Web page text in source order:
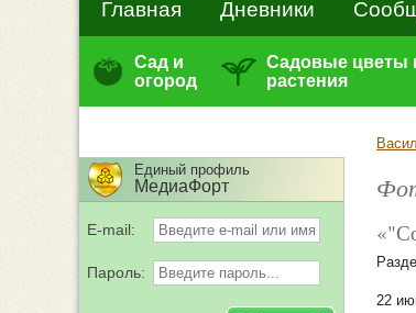
Главная Дневники
Сад и
огород
Садовые цветы
растения
22
Единый профиль
МедиаФорт
E-mail:
Пароль: